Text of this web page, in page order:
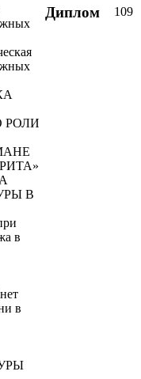
РОЛИ
В
в
в
Диплом 109